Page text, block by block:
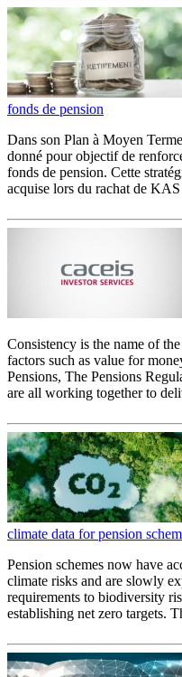
fonds de pension
Dans son Plan à Moyen
donné pour objectif de
fonds de pension. Cette
acquise lors du rachat de
Consistency is the name of
factors such as value for
Pensions, The Pensions
are all working together to
climate data for pension
Pension schemes now have
climate risks and are slowly
requirements to biodiversity
establishing net zero targets.